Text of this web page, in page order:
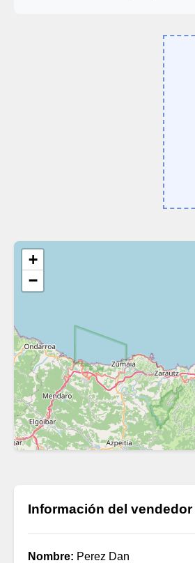
+
−
Información del vendedor
Nombre: Perez Dan